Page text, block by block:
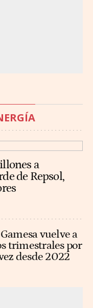
a
de Repsol,
vuelve a
trimestrales por
desde 2022